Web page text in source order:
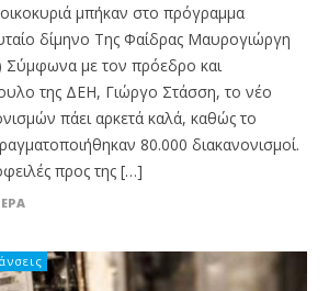
μπήκαν στο πρόγραμμα
δίμηνο Της Φαίδρας Μαυρογιώργη
Σύμφωνα με τον πρόεδρο και
της ΔΕΗ, Γιώργο Στάσση, το νέο
πάει αρκετά καλά, καθώς το
80.000 διακανονισμοί.
προς της […]